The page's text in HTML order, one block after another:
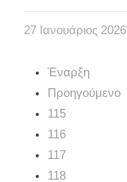
27 Ιανουάριος 2026
Έναρξη
Προηγούμενο
115
116
117
118